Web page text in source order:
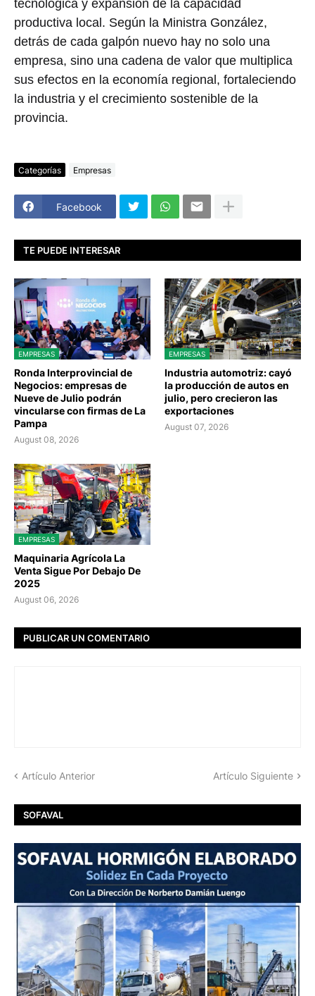
tecnológica y expansión de la capacidad
productiva local. Según la Ministra González,
detrás de cada galpón nuevo hay no solo una
empresa, sino una cadena de valor que multiplica
sus efectos en la economía regional, fortaleciendo
la industria y el crecimiento sostenible de la
provincia.
Categorías Empresas
Facebook
TE PUEDE INTERESAR
EMPRESAS
Ronda Interprovincial de
Negocios: empresas de
Nueve de Julio podrán
vincularse con firmas de La
Pampa
August 08, 2026
EMPRESAS
Industria automotriz: cayó
la producción de autos en
julio, pero crecieron las
exportaciones
August 07, 2026
EMPRESAS
Maquinaria Agrícola La
Venta Sigue Por Debajo De
2025
August 06, 2026
PUBLICAR UN COMENTARIO
Artículo Anterior Artículo Siguiente
SOFAVAL